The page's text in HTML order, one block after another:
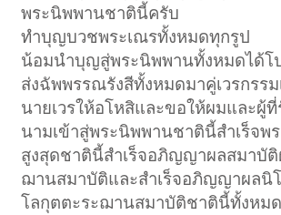
พระนิพพานชาตินี้ครับ
ทำบุญบวชพระเณรทั้งหมดทุกรูป
น้อมนำบุญสู่พระนิพพานทั้งหมดได้โ
ส่งฉัพพรรณรังสีทั้งหมดมาคู่เวรกรรม
นายเวรให้อโหสิและขอให้ผมและผู้
นามเข้าสู่พระนิพพานชาตินี้สำเร็จพ
สูงสุดชาตินี้สำเร็จอภิญญาผลสมาบัติ
ฌานสมาบัติและสำเร็จอภิญญาผลนิ
โลกุตตะระฌานสมาบัติชาตินี้ทั้งหม